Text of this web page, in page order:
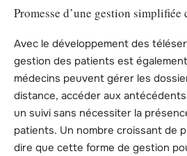
Promesse d’une gestion simplifiée
Avec le développement des
gestion des patients est
médecins peuvent gérer les
distance, accéder aux
un suivi sans nécessiter la
patients. Un nombre croissant de
dire que cette forme de gestion